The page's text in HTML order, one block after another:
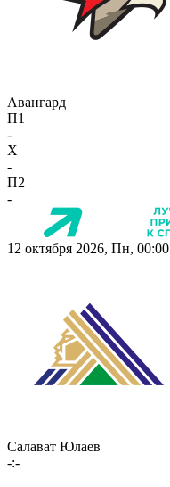
Авангард
П1
-
X
-
П2
-
12 октября 2026, Пн, 00:00
Салават Юлаев
-:-